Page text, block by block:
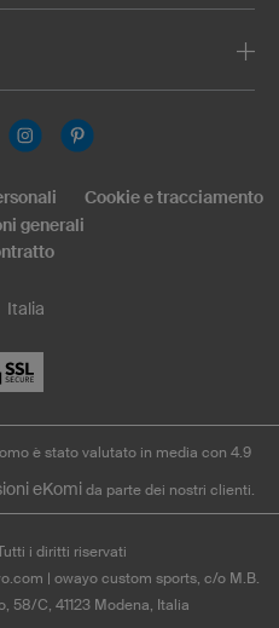
Italia
Cookie e tracciamento
generali
è stato valutato in media con 4.9
eKomi da parte dei nostri clienti.
i diritti riservati
| owayo custom sports, c/o M.B.
58/C, 41123 Modena, Italia